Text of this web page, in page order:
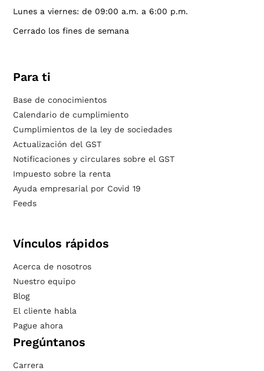
Lunes a viernes: de 09:00 a.m. a 6:00 p.m.
Cerrado los fines de semana
Para ti
Base de conocimientos
Calendario de cumplimiento
Cumplimientos de la ley de sociedades
Actualización del GST
Notificaciones y circulares sobre el GST
Impuesto sobre la renta
Ayuda empresarial por Covid 19
Feeds
Vínculos rápidos
Acerca de nosotros
Nuestro equipo
Blog
El cliente habla
Pague ahora
Pregúntanos
Carrera